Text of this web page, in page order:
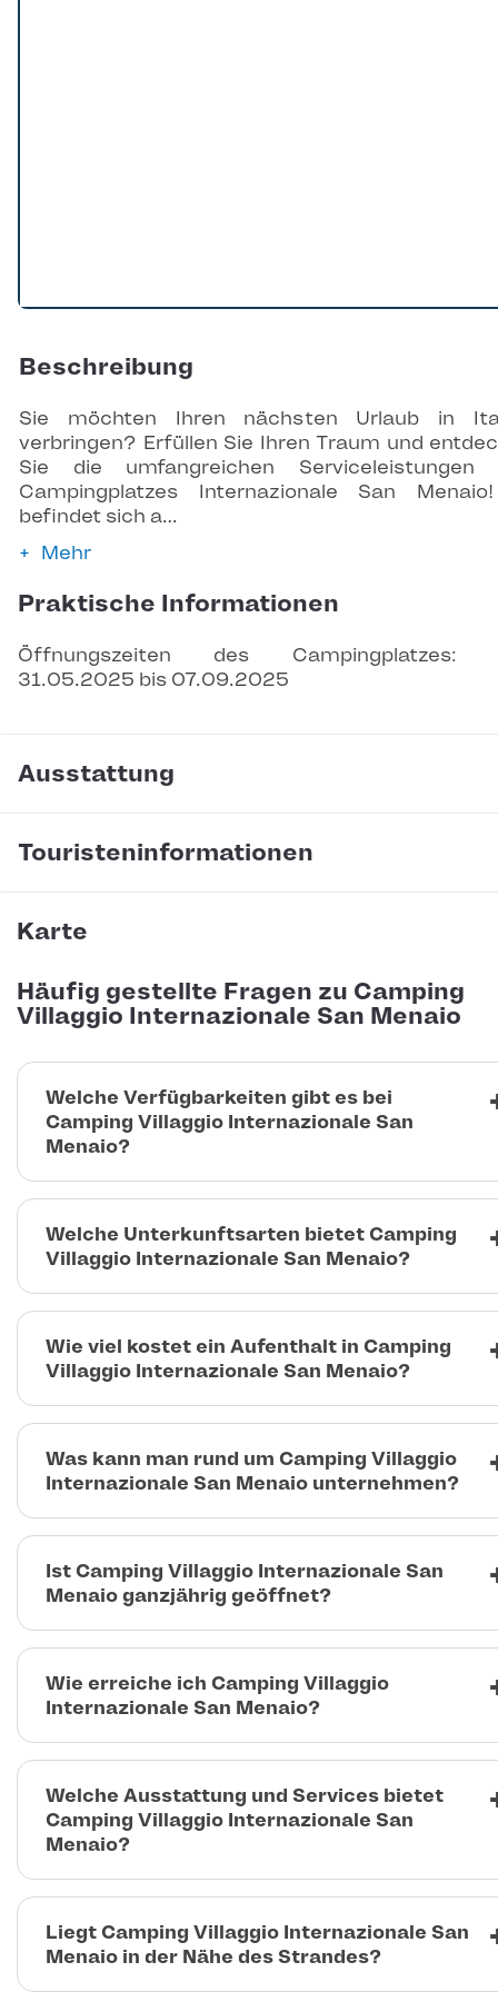
Beschreibung
Sie möchten Ihren nächsten Urlaub in
verbringen? Erfüllen Sie Ihren Traum und
Sie die umfangreichen Serviceleistungen
Campingplatzes Internazionale San
befindet sich a…
Mehr
Praktische Informationen
Öffnungszeiten des Campingplatzes:
31.05.2025 bis 07.09.2025
Ausstattung
Touristeninformationen
Karte
Häufig gestellte Fragen zu Camping
Villaggio Internazionale San Menaio
Welche Verfügbarkeiten gibt es bei
Camping Villaggio Internazionale San
Menaio?
Welche Unterkunftsarten bietet Camping
Villaggio Internazionale San Menaio?
Wie viel kostet ein Aufenthalt in Camping
Villaggio Internazionale San Menaio?
Was kann man rund um Camping Villaggio
Internazionale San Menaio unternehmen?
Ist Camping Villaggio Internazionale San
Menaio ganzjährig geöffnet?
Wie erreiche ich Camping Villaggio
Internazionale San Menaio?
Welche Ausstattung und Services bietet
Camping Villaggio Internazionale San
Menaio?
Liegt Camping Villaggio Internazionale San
Menaio in der Nähe des Strandes?